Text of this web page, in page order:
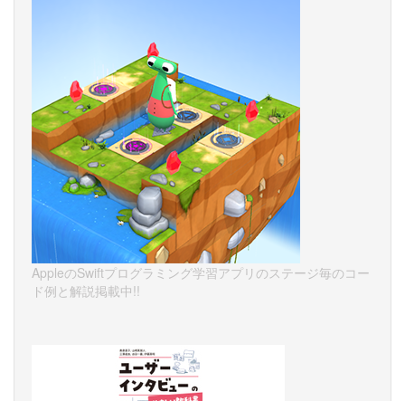
AppleのSwiftプログラミング学習アプリのステージ毎のコー
ド例と解説掲載中!!